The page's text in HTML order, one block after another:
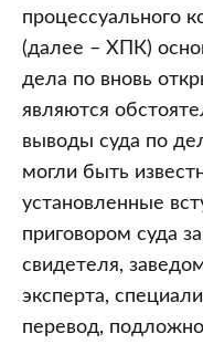
процессуального
(далее – ХПК)
дела по вновь
являются
выводы суда по
могли быть
установленные
приговором суда
свидетеля,
эксперта,
перевод,